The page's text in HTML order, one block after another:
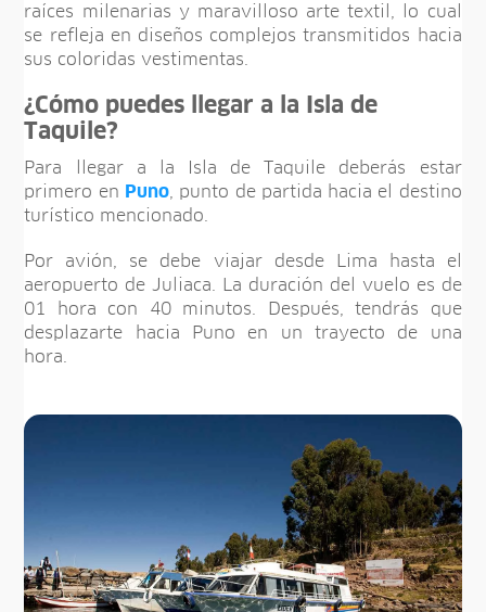
raíces milenarias y maravilloso arte textil, lo cual
se refleja en diseños complejos transmitidos hacia
sus coloridas vestimentas.
¿Cómo puedes llegar a la Isla de
Taquile?
Para llegar a la Isla de Taquile deberás estar
primero en Puno, punto de partida hacia el destino
turístico mencionado.
Por avión, se debe viajar desde Lima hasta el
aeropuerto de Juliaca. La duración del vuelo es de
01 hora con 40 minutos. Después, tendrás que
desplazarte hacia Puno en un trayecto de una
hora.